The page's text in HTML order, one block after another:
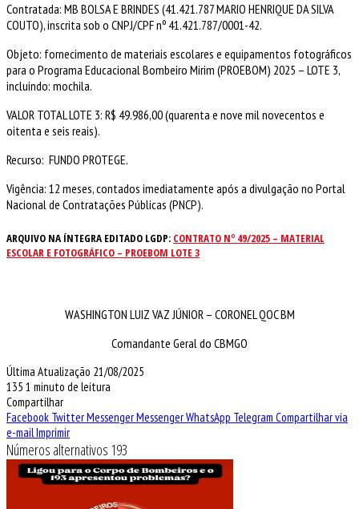
Contratada: MB BOLSA E BRINDES (41.421.787 MARIO HENRIQUE DA SILVA
COUTO), inscrita sob o CNPJ/CPF nº 41.421.787/0001-42.
Objeto: fornecimento de materiais escolares e equipamentos fotográficos
para o Programa Educacional Bombeiro Mirim (PROEBOM) 2025 – LOTE 3,
incluindo: mochila.
VALOR TOTAL LOTE 3: R$ 49.986,00 (quarenta e nove mil novecentos e
oitenta e seis reais).
Recurso: FUNDO PROTEGE.
Vigência: 12 meses, contados imediatamente após a divulgação no Portal
Nacional de Contratações Públicas (PNCP).
ARQUIVO NA ÍNTEGRA EDITADO LGDP: CONTRATO Nº 49/2025 – MATERIAL
ESCOLAR E FOTOGRÁFICO – PROEBOM LOTE 3
WASHINGTON LUIZ VAZ JÚNIOR – CORONEL QOC BM
Comandante Geral do CBMGO
Última Atualização 21/08/2025
135 1 minuto de leitura
Compartilhar
Facebook TwitterMessengerMessengerWhatsApp Telegram Compartilhar via
e-mailImprimir
Números alternativos 193